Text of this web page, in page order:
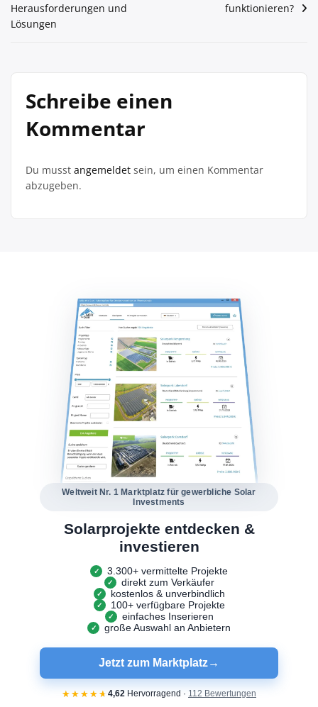
Herausforderungen und
Lösungen
funktionieren?
Schreibe einen
Kommentar
Du musst angemeldet sein, um einen Kommentar
abzugeben.